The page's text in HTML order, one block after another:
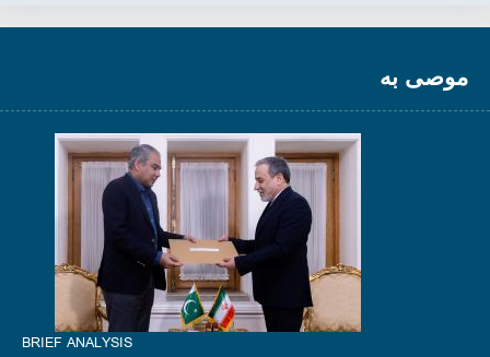
موصى به
BRIEF ANALYSIS